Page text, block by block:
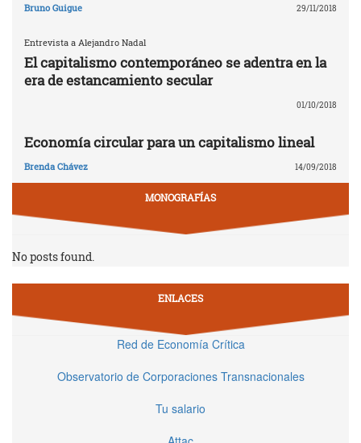
Bruno Guigue 29/11/2018
Entrevista a Alejandro Nadal
El capitalismo contemporáneo se adentra en la
era de estancamiento secular
01/10/2018
Economía circular para un capitalismo lineal
Brenda Chávez 14/09/2018
MONOGRAFÍAS
No posts found.
ENLACES
Red de Economía Crítica
Observatorio de Corporaciones Transnacionales
Tu salario